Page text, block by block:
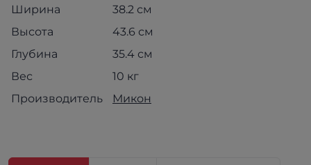
Ширина
38.2 см
Высота
43.6 см
Глубина
35.4 см
Вес
10 кг
Производитель
Микон